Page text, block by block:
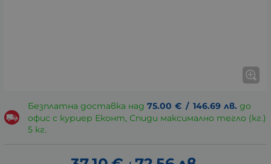
Безплатна доставка над 75.00 € / 146.69 лв. до
офис с куриер Еконт, Спиди максимално тегло (кг.)
5 кг.